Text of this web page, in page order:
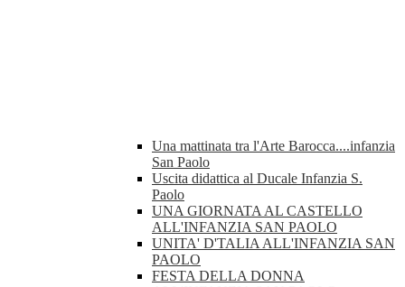
Una mattinata tra l'Arte Barocca....infanzia
San Paolo
Uscita didattica al Ducale Infanzia S.
Paolo
UNA GIORNATA AL CASTELLO
ALL'INFANZIA SAN PAOLO
UNITA' D'TALIA ALL'INFANZIA SAN
PAOLO
FESTA DELLA DONNA